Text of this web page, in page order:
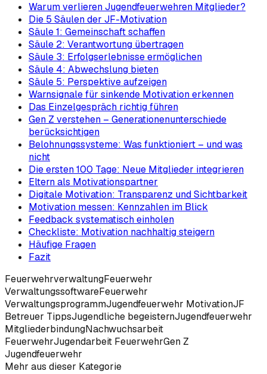
Warum verlieren Jugendfeuerwehren Mitglieder?
Die 5 Säulen der JF-Motivation
Säule 1: Gemeinschaft schaffen
Säule 2: Verantwortung übertragen
Säule 3: Erfolgserlebnisse ermöglichen
Säule 4: Abwechslung bieten
Säule 5: Perspektive aufzeigen
Warnsignale für sinkende Motivation erkennen
Das Einzelgespräch richtig führen
Gen Z verstehen – Generationenunterschiede
berücksichtigen
Belohnungssysteme: Was funktioniert – und was
nicht
Die ersten 100 Tage: Neue Mitglieder integrieren
Eltern als Motivationspartner
Digitale Motivation: Transparenz und Sichtbarkeit
Motivation messen: Kennzahlen im Blick
Feedback systematisch einholen
Checkliste: Motivation nachhaltig steigern
Häufige Fragen
Fazit
FeuerwehrverwaltungFeuerwehr
VerwaltungssoftwareFeuerwehr
VerwaltungsprogrammJugendfeuerwehr MotivationJF
Betreuer TippsJugendliche begeisternJugendfeuerwehr
MitgliederbindungNachwuchsarbeit
FeuerwehrJugendarbeit FeuerwehrGen Z
Jugendfeuerwehr
Mehr aus dieser Kategorie